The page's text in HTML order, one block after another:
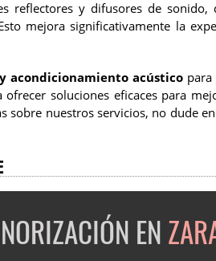
reflectores y difusores de sonido,
mejora significativamente la
acondicionamiento acústicopara
soluciones eficaces para
sobre nuestros servicios, no dude
EN